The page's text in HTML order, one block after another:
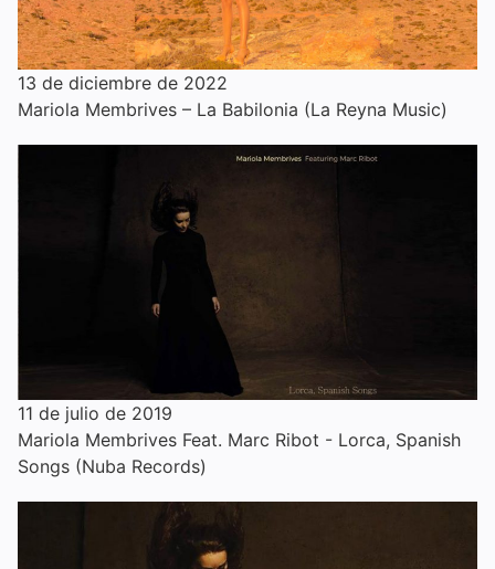
13 de diciembre de 2022
Mariola Membrives – La Babilonia (La Reyna Music)
11 de julio de 2019
Mariola Membrives Feat. Marc Ribot - Lorca, Spanish
Songs (Nuba Records)